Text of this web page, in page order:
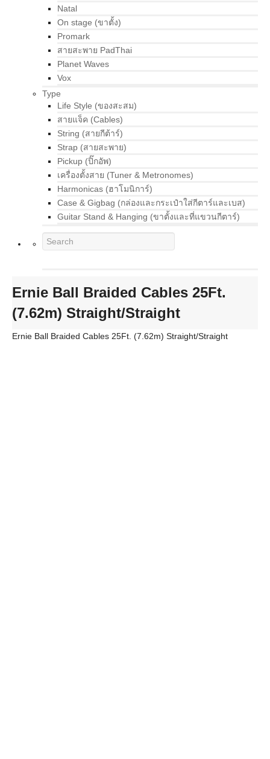
Natal
On stage (ขาตั้ง)
Promark
สายสะพาย PadThai
Planet Waves
Vox
Type
Life Style (ของสะสม)
สายแจ็ค (Cables)
String (สายกีต้าร์)
Strap (สายสะพาย)
Pickup (ปิ๊กอัพ)
เครื่องตั้งสาย (Tuner & Metronomes)
Harmonicas (ฮาโมนิการ์)
Case & Gigbag (กล่องและกระเป๋าใส่กีตาร์และเบส)
Guitar Stand & Hanging (ขาตั้งและที่แขวนกีตาร์)
Ernie Ball Braided Cables 25Ft.
(7.62m) Straight/Straight
Ernie Ball Braided Cables 25Ft. (7.62m) Straight/Straight